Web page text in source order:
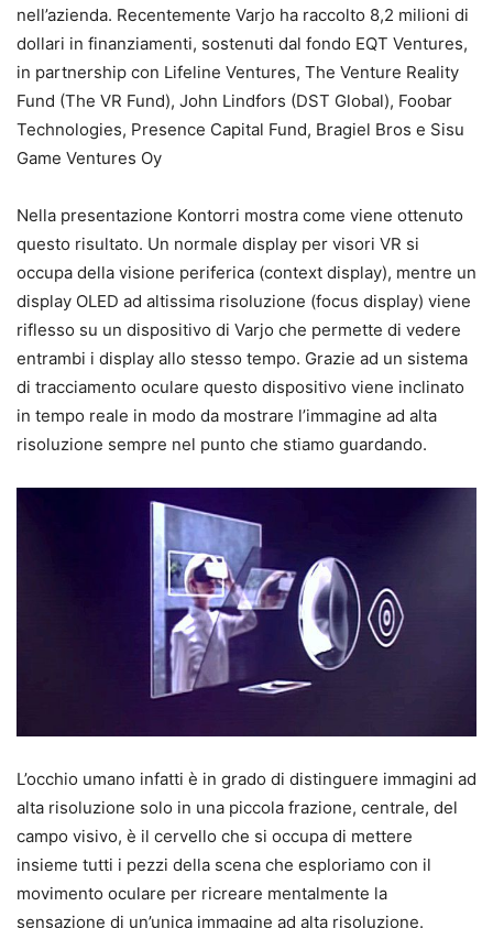
nell’azienda. Recentemente Varjo ha raccolto 8,2 milioni di
dollari in finanziamenti, sostenuti dal fondo EQT Ventures,
in partnership con Lifeline Ventures, The Venture Reality
Fund (The VR Fund), John Lindfors (DST Global), Foobar
Technologies, Presence Capital Fund, Bragiel Bros e Sisu
Game Ventures Oy
Nella presentazione Kontorri mostra come viene ottenuto
questo risultato. Un normale display per visori VR si
occupa della visione periferica (context display), mentre un
display OLED ad altissima risoluzione (focus display) viene
riflesso su un dispositivo di Varjo che permette di vedere
entrambi i display allo stesso tempo. Grazie ad un sistema
di tracciamento oculare questo dispositivo viene inclinato
in tempo reale in modo da mostrare l’immagine ad alta
risoluzione sempre nel punto che stiamo guardando.
L’occhio umano infatti è in grado di distinguere immagini ad
alta risoluzione solo in una piccola frazione, centrale, del
campo visivo, è il cervello che si occupa di mettere
insieme tutti i pezzi della scena che esploriamo con il
movimento oculare per ricreare mentalmente la
sensazione di un’unica immagine ad alta risoluzione.